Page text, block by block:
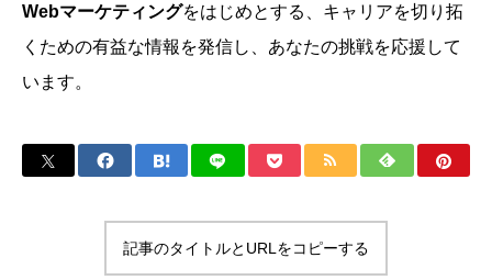
Webマーケティングをはじめとする、キャリアを切り拓
くための有益な情報を発信し、あなたの挑戦を応援して
います。
記事のタイトルとURLをコピーする